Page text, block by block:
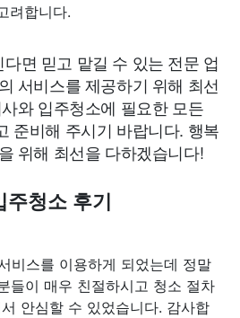
려합니다.
면 믿고 맡길 수 있는 전문 업
서비스를 제공하기 위해 최선
와 입주청소에 필요한 모든
준비해 주시기 바랍니다. 행복
위해 최선을 다하겠습니다!
청소 후기
비스를 이용하게 되었는데 정말
들이 매우 친절하시고 청소 절차
안심할 수 있었습니다. 감사합